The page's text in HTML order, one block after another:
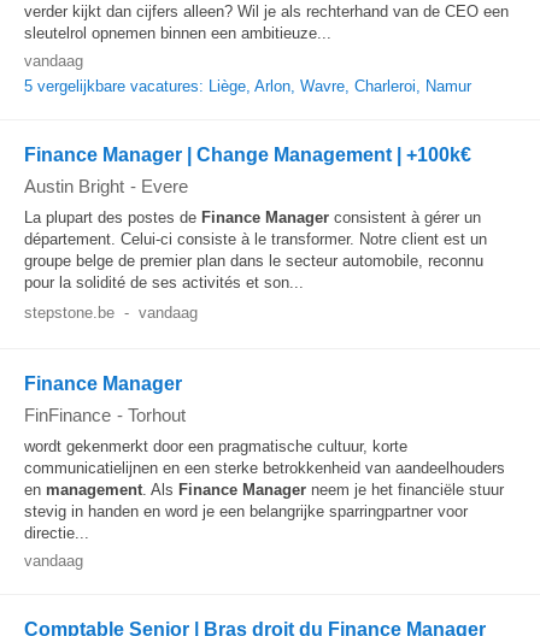
verder kijkt dan cijfers alleen? Wil je als rechterhand van de CEO een
sleutelrol opnemen binnen een ambitieuze...
vandaag
5 vergelijkbare vacatures: Liège, Arlon, Wavre, Charleroi, Namur
Finance Manager | Change Management | +100k€
Austin Bright - Evere
La plupart des postes de Finance Manager consistent à gérer un
département. Celui-ci consiste à le transformer. Notre client est un
groupe belge de premier plan dans le secteur automobile, reconnu
pour la solidité de ses activités et son...
stepstone.be - vandaag
Finance Manager
FinFinance - Torhout
wordt gekenmerkt door een pragmatische cultuur, korte
communicatielijnen en een sterke betrokkenheid van aandeelhouders
en management. Als Finance Manager neem je het financiële stuur
stevig in handen en word je een belangrijke sparringpartner voor
directie...
vandaag
Comptable Senior | Bras droit du Finance Manager